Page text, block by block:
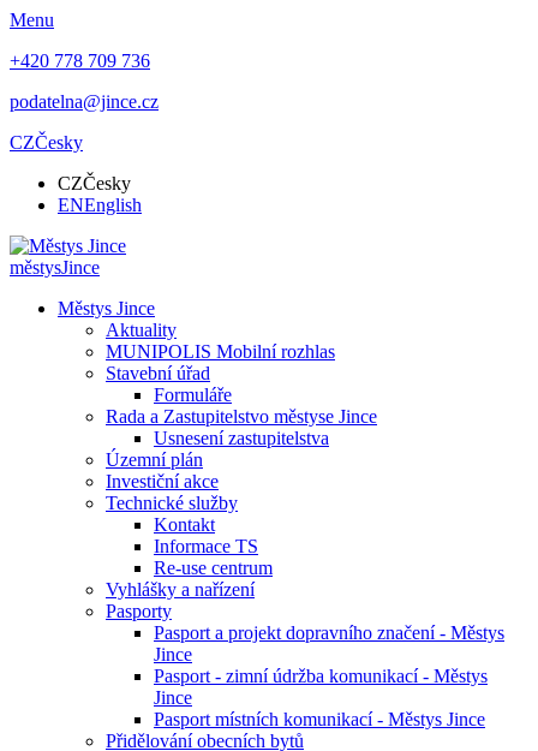
Menu
+420 778 709 736
podatelna@jince.cz
CZČesky
CZČesky
ENEnglish
městysJince
Městys Jince
Aktuality
MUNIPOLIS Mobilní rozhlas
Stavební úřad
Formuláře
Rada a Zastupitelstvo městyse Jince
Usnesení zastupitelstva
Územní plán
Investiční akce
Technické služby
Kontakt
Informace TS
Re-use centrum
Vyhlášky a nařízení
Pasporty
Pasport a projekt dopravního značení - Městys
Jince
Pasport - zimní údržba komunikací - Městys
Jince
Pasport místních komunikací - Městys Jince
Přidělování obecních bytů